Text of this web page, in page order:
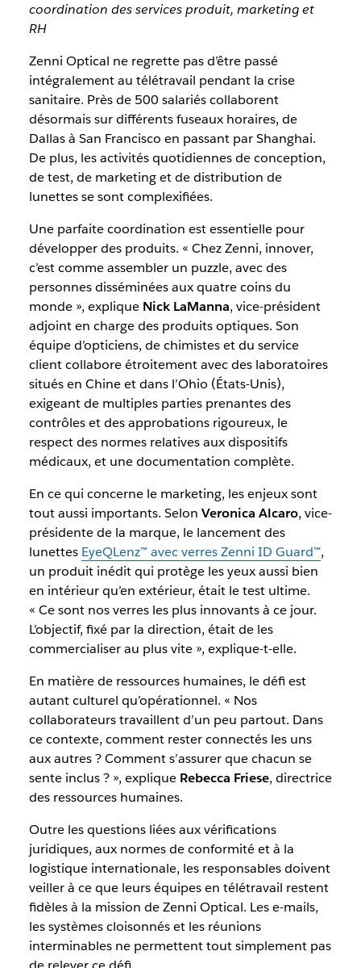
coordination des services produit, marketing et
RH
Zenni Optical ne regrette pas d’être passé
intégralement au télétravail pendant la crise
sanitaire. Près de 500 salariés collaborent
désormais sur différents fuseaux horaires, de
Dallas à San Francisco en passant par Shanghai.
De plus, les activités quotidiennes de conception,
de test, de marketing et de distribution de
lunettes se sont complexifiées.
Une parfaite coordination est essentielle pour
développer des produits. « Chez Zenni, innover,
c’est comme assembler un puzzle, avec des
personnes disséminées aux quatre coins du
monde », explique Nick LaManna, vice-président
adjoint en charge des produits optiques. Son
équipe d’opticiens, de chimistes et du service
client collabore étroitement avec des laboratoires
situés en Chine et dans l’Ohio (États-Unis),
exigeant de multiples parties prenantes des
contrôles et des approbations rigoureux, le
respect des normes relatives aux dispositifs
médicaux, et une documentation complète.
En ce qui concerne le marketing, les enjeux sont
tout aussi importants. Selon Veronica Alcaro, vice-
présidente de la marque, le lancement des
lunettes EyeQLenz™ avec verres Zenni ID Guard™,
un produit inédit qui protège les yeux aussi bien
en intérieur qu’en extérieur, était le test ultime.
« Ce sont nos verres les plus innovants à ce jour.
L’objectif, fixé par la direction, était de les
commercialiser au plus vite », explique-t-elle.
En matière de ressources humaines, le défi est
autant culturel qu’opérationnel. « Nos
collaborateurs travaillent d’un peu partout. Dans
ce contexte, comment rester connectés les uns
aux autres ? Comment s’assurer que chacun se
sente inclus ? », explique Rebecca Friese, directrice
des ressources humaines.
Outre les questions liées aux vérifications
juridiques, aux normes de conformité et à la
logistique internationale, les responsables doivent
veiller à ce que leurs équipes en télétravail restent
fidèles à la mission de Zenni Optical. Les e-mails,
les systèmes cloisonnés et les réunions
interminables ne permettent tout simplement pas